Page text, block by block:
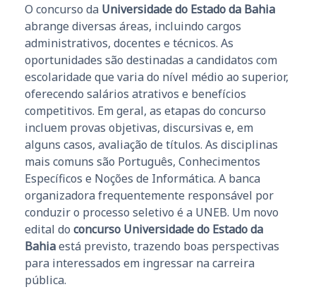
O concurso da Universidade do Estado da Bahia
abrange diversas áreas, incluindo cargos
administrativos, docentes e técnicos. As
oportunidades são destinadas a candidatos com
escolaridade que varia do nível médio ao superior,
oferecendo salários atrativos e benefícios
competitivos. Em geral, as etapas do concurso
incluem provas objetivas, discursivas e, em
alguns casos, avaliação de títulos. As disciplinas
mais comuns são Português, Conhecimentos
Específicos e Noções de Informática. A banca
organizadora frequentemente responsável por
conduzir o processo seletivo é a UNEB. Um novo
edital do concurso Universidade do Estado da
Bahiaestá previsto, trazendo boas perspectivas
para interessados em ingressar na carreira
pública.